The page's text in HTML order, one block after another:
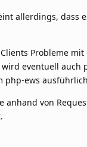
allerdings, dass
Probleme
eventuell auch
php-ews
von